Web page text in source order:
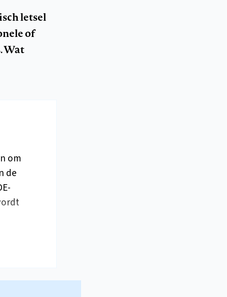
letsel
of
Wat
om
de